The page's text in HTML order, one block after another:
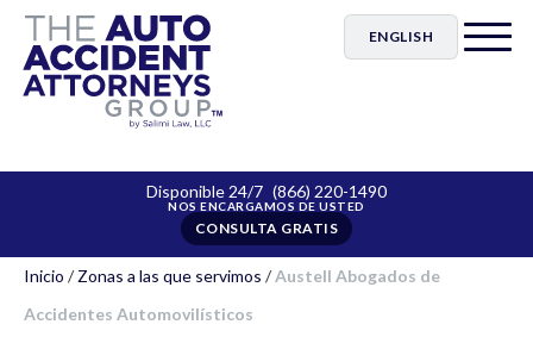
ENGLISH
Disponible 24/7 (866) 220-1490
CONSULTA GRATIS
Inicio /Zonas a las que servimos /Austell Abogados de
Accidentes Automovilísticos